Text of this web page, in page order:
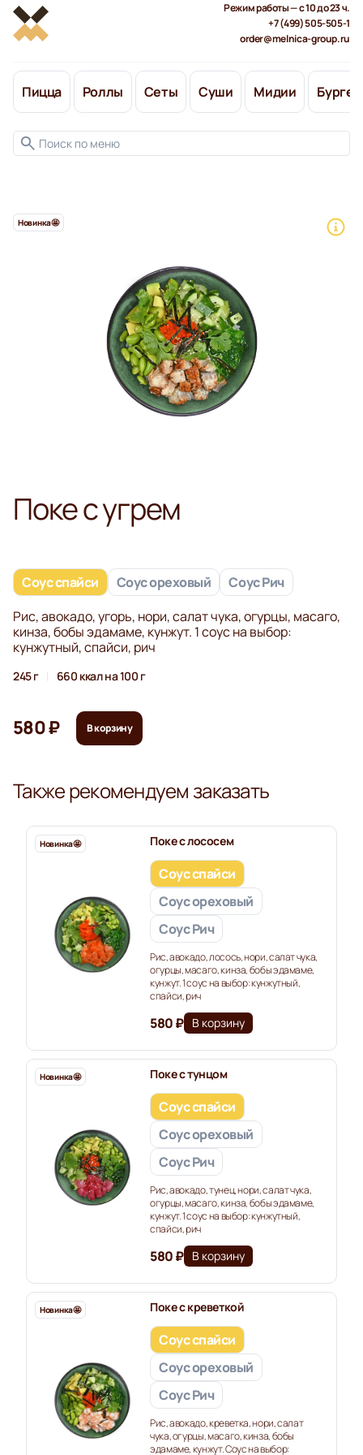
Режим работы — с 10 до 23 ч.
+7 (499) 505-505-1
order@melnica-group.ru
Пицца Роллы Сеты Суши Мидии
Новинка🤩
Поке с угрем
Соус спайси Соус ореховый
Соус Рич
Рис, авокадо, угорь, нори, салат чука, огурцы, масаго,
кинза, бобы эдамаме, кунжут. 1 соус на выбор:
кунжутный, спайси, рич
245 г 660 ккал на 100 г
580 ₽ В корзину
Также рекомендуем заказать
Новинка🤩 Поке с лососем
Соус спайси
Соус ореховый
Соус Рич
Рис, авокадо, лосось, нори, салат чука,
огурцы, масаго, кинза, бобы эдамаме,
кунжут. 1 соус на выбор: кунжутный,
спайси, рич
580 ₽ В корзину
Новинка🤩 Поке с тунцом
Соус спайси
Соус ореховый
Соус Рич
Рис, авокадо, тунец, нори, салат чука,
огурцы, масаго, кинза, бобы эдамаме,
кунжут. 1 соус на выбор: кунжутный,
спайси, рич
580 ₽ В корзину
Новинка🤩 Поке с креветкой
Соус спайси
Соус ореховый
Соус Рич
Рис, авокадо, креветка, нори, салат
чука, огурцы, масаго, кинза, бобы
эдамаме, кунжут. Соус на выбор: